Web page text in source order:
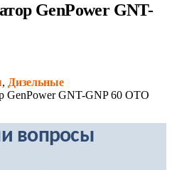
GenPower GNT-
, Дизельные
GenPower GNT-GNP 60 OTO
вопросы